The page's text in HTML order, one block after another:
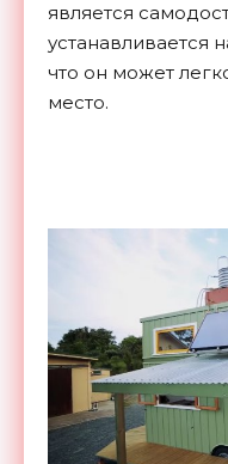
является
устанавливается
что он может
место.